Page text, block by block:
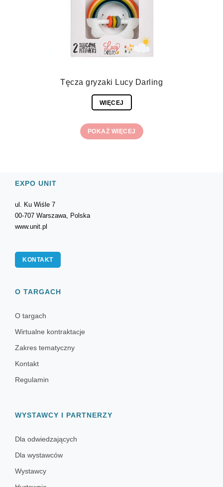
Tęcza gryzaki Lucy Darling
WIĘCEJ
POKAŻ WIĘCEJ
EXPO UNIT
ul. Ku Wiśle 7
00-707 Warszawa, Polska
www.unit.pl
KONTAKT
O TARGACH
O targach
Wirtualne kontraktacje
Zakres tematyczny
Kontakt
Regulamin
WYSTAWCY I PARTNERZY
Dla odwiedzających
Dla wystawców
Wystawcy